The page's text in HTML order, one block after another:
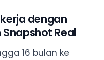
dengan
Real
16 bulan ke